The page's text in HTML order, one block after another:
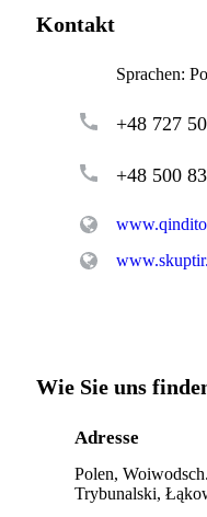
Kontakt
Sprachen:
+48 727
+48 500
Wie Sie uns
Adresse
Polen,
Trybunalski,